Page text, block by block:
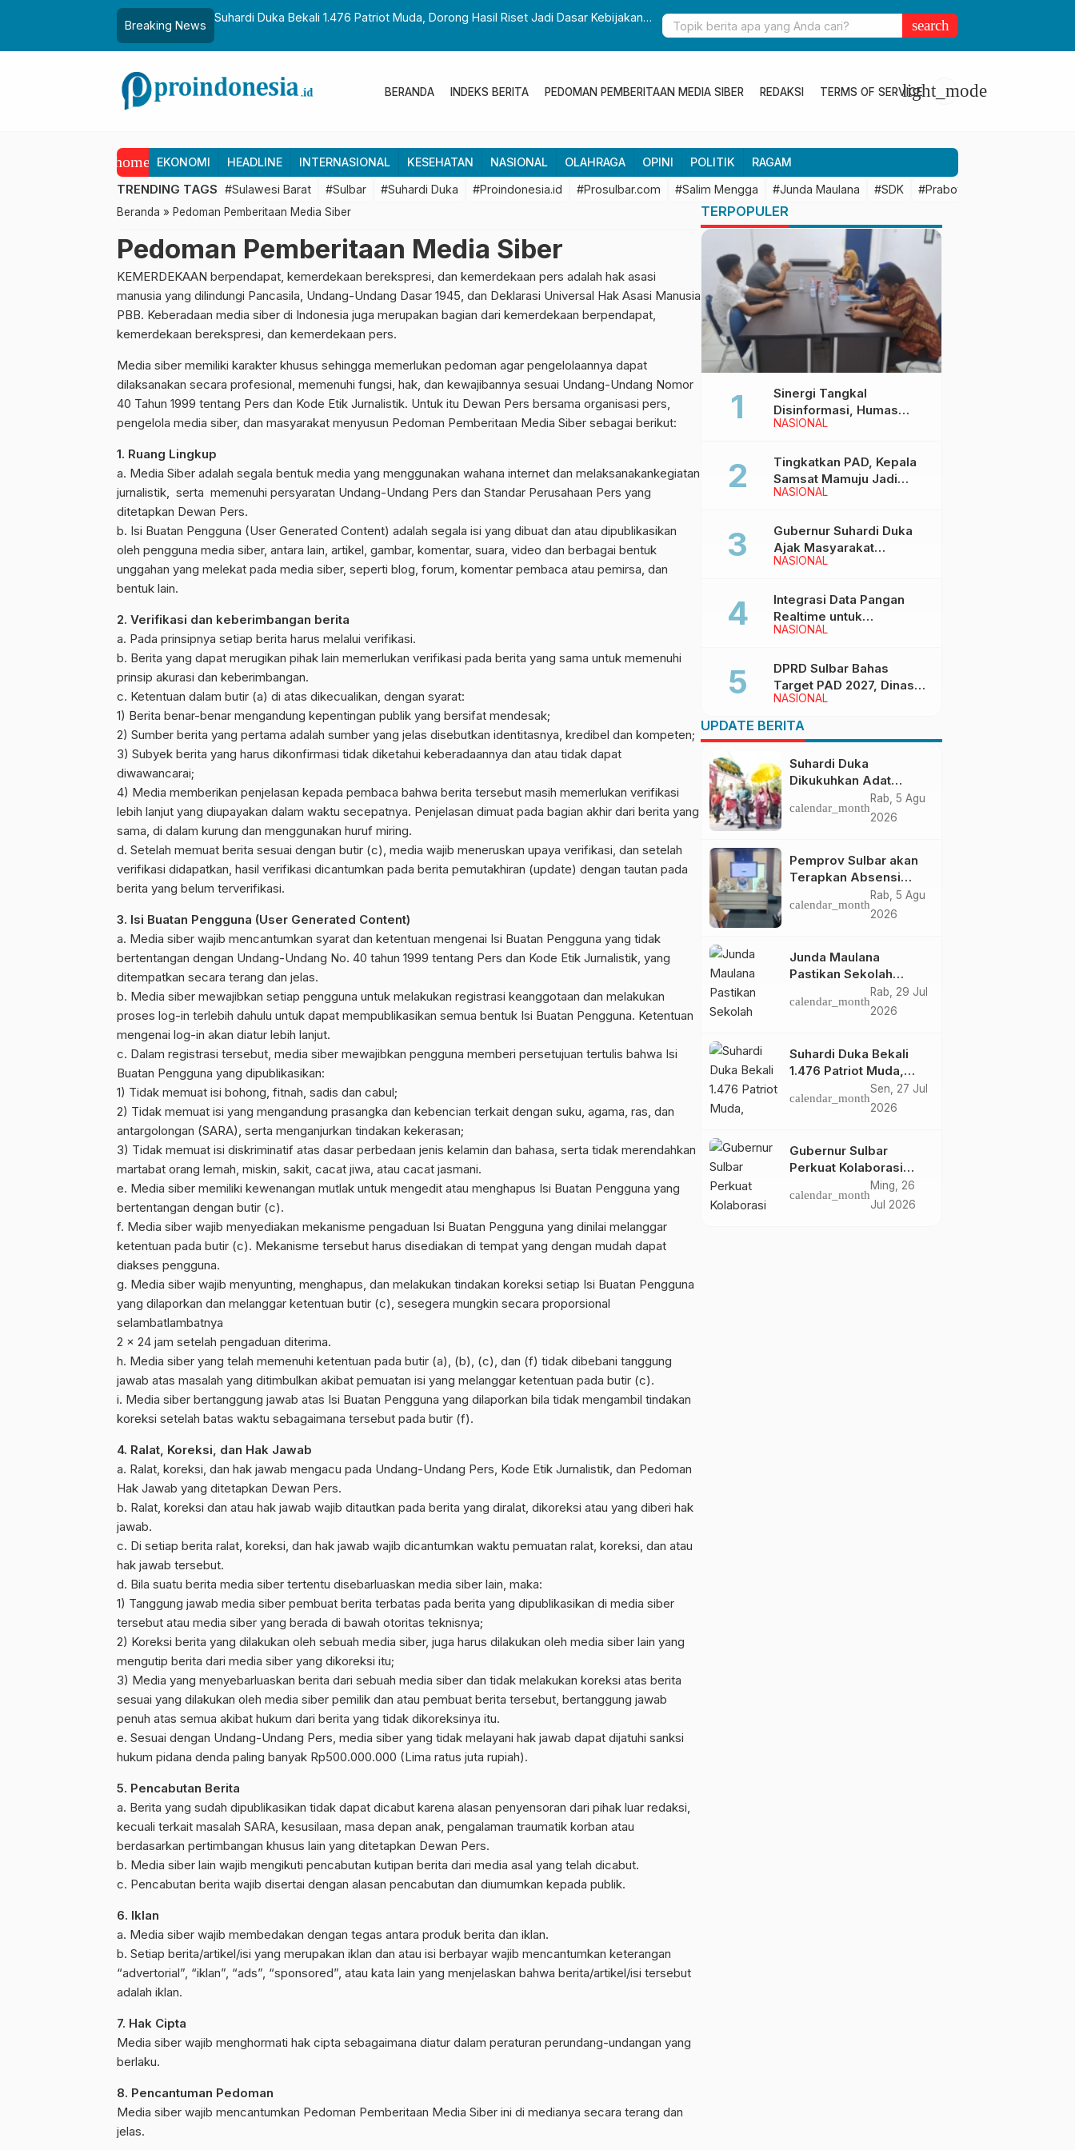
Breaking News
Suhardi Duka Bekali 1.476 Patriot Muda, Dorong Hasil Riset Jadi Dasar Kebijakan
Gubernur Sulbar Perkuat Kolaborasi Riset dengan BRIN untuk Mendukung
Pembangunan Daerah
search
BERANDA INDEKS BERITA PEDOMAN PEMBERITAAN MEDIA SIBER REDAKSI TERMS OF SERVICElight_mode
home EKONOMI HEADLINE INTERNASIONAL KESEHATAN NASIONAL OLAHRAGA OPINI POLITIK RAGAM
TRENDING TAGS #Sulawesi Barat #Sulbar #Suhardi Duka #Proindonesia.id #Prosulbar.com #Salim Mengga #Junda Maulana #SDK #Prabowo Subianto
Beranda » Pedoman Pemberitaan Media Siber
Pedoman Pemberitaan Media Siber
KEMERDEKAAN berpendapat, kemerdekaan berekspresi, dan kemerdekaan pers adalah hak asasi
manusia yang dilindungi Pancasila, Undang-Undang Dasar 1945, dan Deklarasi Universal Hak Asasi Manusia
PBB. Keberadaan media siber di Indonesia juga merupakan bagian dari kemerdekaan berpendapat,
kemerdekaan berekspresi, dan kemerdekaan pers.
Media siber memiliki karakter khusus sehingga memerlukan pedoman agar pengelolaannya dapat
dilaksanakan secara profesional, memenuhi fungsi, hak, dan kewajibannya sesuai Undang-Undang Nomor
40 Tahun 1999 tentang Pers dan Kode Etik Jurnalistik. Untuk itu Dewan Pers bersama organisasi pers,
pengelola media siber, dan masyarakat menyusun Pedoman Pemberitaan Media Siber sebagai berikut:
1. Ruang Lingkup
a. Media Siber adalah segala bentuk media yang menggunakan wahana internet dan melaksanakankegiatan
jurnalistik, serta memenuhi persyaratan Undang-Undang Pers dan Standar Perusahaan Pers yang
ditetapkan Dewan Pers.
b. Isi Buatan Pengguna (User Generated Content) adalah segala isi yang dibuat dan atau dipublikasikan
oleh pengguna media siber, antara lain, artikel, gambar, komentar, suara, video dan berbagai bentuk
unggahan yang melekat pada media siber, seperti blog, forum, komentar pembaca atau pemirsa, dan
bentuk lain.
2. Verifikasi dan keberimbangan berita
a. Pada prinsipnya setiap berita harus melalui verifikasi.
b. Berita yang dapat merugikan pihak lain memerlukan verifikasi pada berita yang sama untuk memenuhi
prinsip akurasi dan keberimbangan.
c. Ketentuan dalam butir (a) di atas dikecualikan, dengan syarat:
1) Berita benar-benar mengandung kepentingan publik yang bersifat mendesak;
2) Sumber berita yang pertama adalah sumber yang jelas disebutkan identitasnya, kredibel dan kompeten;
3) Subyek berita yang harus dikonfirmasi tidak diketahui keberadaannya dan atau tidak dapat
diwawancarai;
4) Media memberikan penjelasan kepada pembaca bahwa berita tersebut masih memerlukan verifikasi
lebih lanjut yang diupayakan dalam waktu secepatnya. Penjelasan dimuat pada bagian akhir dari berita yang
sama, di dalam kurung dan menggunakan huruf miring.
d. Setelah memuat berita sesuai dengan butir (c), media wajib meneruskan upaya verifikasi, dan setelah
verifikasi didapatkan, hasil verifikasi dicantumkan pada berita pemutakhiran (update) dengan tautan pada
berita yang belum terverifikasi.
3. Isi Buatan Pengguna (User Generated Content)
a. Media siber wajib mencantumkan syarat dan ketentuan mengenai Isi Buatan Pengguna yang tidak
bertentangan dengan Undang-Undang No. 40 tahun 1999 tentang Pers dan Kode Etik Jurnalistik, yang
ditempatkan secara terang dan jelas.
b. Media siber mewajibkan setiap pengguna untuk melakukan registrasi keanggotaan dan melakukan
proses log-in terlebih dahulu untuk dapat mempublikasikan semua bentuk Isi Buatan Pengguna. Ketentuan
mengenai log-in akan diatur lebih lanjut.
c. Dalam registrasi tersebut, media siber mewajibkan pengguna memberi persetujuan tertulis bahwa Isi
Buatan Pengguna yang dipublikasikan:
1) Tidak memuat isi bohong, fitnah, sadis dan cabul;
2) Tidak memuat isi yang mengandung prasangka dan kebencian terkait dengan suku, agama, ras, dan
antargolongan (SARA), serta menganjurkan tindakan kekerasan;
3) Tidak memuat isi diskriminatif atas dasar perbedaan jenis kelamin dan bahasa, serta tidak merendahkan
martabat orang lemah, miskin, sakit, cacat jiwa, atau cacat jasmani.
e. Media siber memiliki kewenangan mutlak untuk mengedit atau menghapus Isi Buatan Pengguna yang
bertentangan dengan butir (c).
f. Media siber wajib menyediakan mekanisme pengaduan Isi Buatan Pengguna yang dinilai melanggar
ketentuan pada butir (c). Mekanisme tersebut harus disediakan di tempat yang dengan mudah dapat
diakses pengguna.
g. Media siber wajib menyunting, menghapus, dan melakukan tindakan koreksi setiap Isi Buatan Pengguna
yang dilaporkan dan melanggar ketentuan butir (c), sesegera mungkin secara proporsional
selambatlambatnya
2 x 24 jam setelah pengaduan diterima.
h. Media siber yang telah memenuhi ketentuan pada butir (a), (b), (c), dan (f) tidak dibebani tanggung
jawab atas masalah yang ditimbulkan akibat pemuatan isi yang melanggar ketentuan pada butir (c).
i. Media siber bertanggung jawab atas Isi Buatan Pengguna yang dilaporkan bila tidak mengambil tindakan
koreksi setelah batas waktu sebagaimana tersebut pada butir (f).
4. Ralat, Koreksi, dan Hak Jawab
a. Ralat, koreksi, dan hak jawab mengacu pada Undang-Undang Pers, Kode Etik Jurnalistik, dan Pedoman
Hak Jawab yang ditetapkan Dewan Pers.
b. Ralat, koreksi dan atau hak jawab wajib ditautkan pada berita yang diralat, dikoreksi atau yang diberi hak
jawab.
c. Di setiap berita ralat, koreksi, dan hak jawab wajib dicantumkan waktu pemuatan ralat, koreksi, dan atau
hak jawab tersebut.
d. Bila suatu berita media siber tertentu disebarluaskan media siber lain, maka:
1) Tanggung jawab media siber pembuat berita terbatas pada berita yang dipublikasikan di media siber
tersebut atau media siber yang berada di bawah otoritas teknisnya;
2) Koreksi berita yang dilakukan oleh sebuah media siber, juga harus dilakukan oleh media siber lain yang
mengutip berita dari media siber yang dikoreksi itu;
3) Media yang menyebarluaskan berita dari sebuah media siber dan tidak melakukan koreksi atas berita
sesuai yang dilakukan oleh media siber pemilik dan atau pembuat berita tersebut, bertanggung jawab
penuh atas semua akibat hukum dari berita yang tidak dikoreksinya itu.
e. Sesuai dengan Undang-Undang Pers, media siber yang tidak melayani hak jawab dapat dijatuhi sanksi
hukum pidana denda paling banyak Rp500.000.000 (Lima ratus juta rupiah).
5. Pencabutan Berita
a. Berita yang sudah dipublikasikan tidak dapat dicabut karena alasan penyensoran dari pihak luar redaksi,
kecuali terkait masalah SARA, kesusilaan, masa depan anak, pengalaman traumatik korban atau
berdasarkan pertimbangan khusus lain yang ditetapkan Dewan Pers.
b. Media siber lain wajib mengikuti pencabutan kutipan berita dari media asal yang telah dicabut.
c. Pencabutan berita wajib disertai dengan alasan pencabutan dan diumumkan kepada publik.
6. Iklan
a. Media siber wajib membedakan dengan tegas antara produk berita dan iklan.
b. Setiap berita/artikel/isi yang merupakan iklan dan atau isi berbayar wajib mencantumkan keterangan
“advertorial”, “iklan”, “ads”, “sponsored”, atau kata lain yang menjelaskan bahwa berita/artikel/isi tersebut
adalah iklan.
7. Hak Cipta
Media siber wajib menghormati hak cipta sebagaimana diatur dalam peraturan perundang-undangan yang
berlaku.
8. Pencantuman Pedoman
Media siber wajib mencantumkan Pedoman Pemberitaan Media Siber ini di medianya secara terang dan
jelas.
TERPOPULER
NASIONAL
Sinergi Tangkal
Disinformasi, Humas
Pemprov Sulbar Gelar
Redaksi di Mamuju
NASIONAL
Tingkatkan PAD, Kepala
Samsat Mamuju Jadi
Narasumber Hearing
DPRD Sulbar
NASIONAL
Gubernur Suhardi Duka
Ajak Masyarakat
Meriahkan Event
NASIONAL
Integrasi Data Pangan
Realtime untuk
Kendalikan inflasi,
Kembangkan Sistem
SAPEDA
NASIONAL
DPRD Sulbar Bahas
Target PAD 2027, Dinas
PUPR Siap Optimalkan
Pendapatan Daerah
UPDATE BERITA
Suhardi Duka
Dikukuhkan Adat
Balanipa, Raih Gelar
Sulo Tappidena
calendar_month
Rab, 5 Agu
2026
Pemprov Sulbar akan
Terapkan Absensi
Online untuk ASN
calendar_month
Rab, 5 Agu
2026
Junda Maulana
Pastikan Sekolah
Rakyat Mamuju Siap
Digunakan
calendar_month
Rab, 29 Jul
2026
Suhardi Duka Bekali
1.476 Patriot Muda,
Dorong Hasil Riset Jadi
Dasar Kebijakan
calendar_month
Sen, 27 Jul
2026
Gubernur Sulbar
Perkuat Kolaborasi
Riset dengan BRIN
untuk Mendukung
calendar_month
Ming, 26
Jul 2026